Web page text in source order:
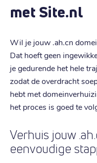
met Site.nl
Wil je jouw .ah.cn
Dat hoeft geen
je gedurende het hele
zodat de overdracht
hebt met
het proces is goed te
Verhuis jouw
eenvoudige